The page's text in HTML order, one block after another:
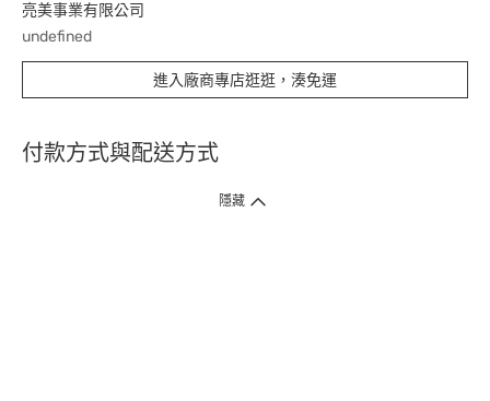
亮美事業有限公司
undefined
進入廠商專店逛逛，湊免運
付款方式與配送方式
隱藏